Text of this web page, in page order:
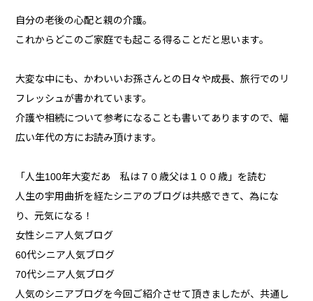
自分の老後の心配と親の介護。
これからどこのご家庭でも起こる得ることだと思います。
大変な中にも、かわいいお孫さんとの日々や成長、旅行でのリ
フレッシュが書かれています。
介護や相続について参考になることも書いてありますので、幅
広い年代の方にお読み頂けます。
「人生100年大変だあ 私は７０歳父は１００歳」を読む
人生の宇用曲折を経たシニアのブログは共感できて、為にな
り、元気になる！
女性シニア人気ブログ
60代シニア人気ブログ
70代シニア人気ブログ
人気のシニアブログを今回ご紹介させて頂きましたが、共通し